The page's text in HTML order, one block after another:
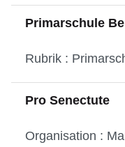
Primarschule
Rubrik :
Pro Senectute
Organisation :